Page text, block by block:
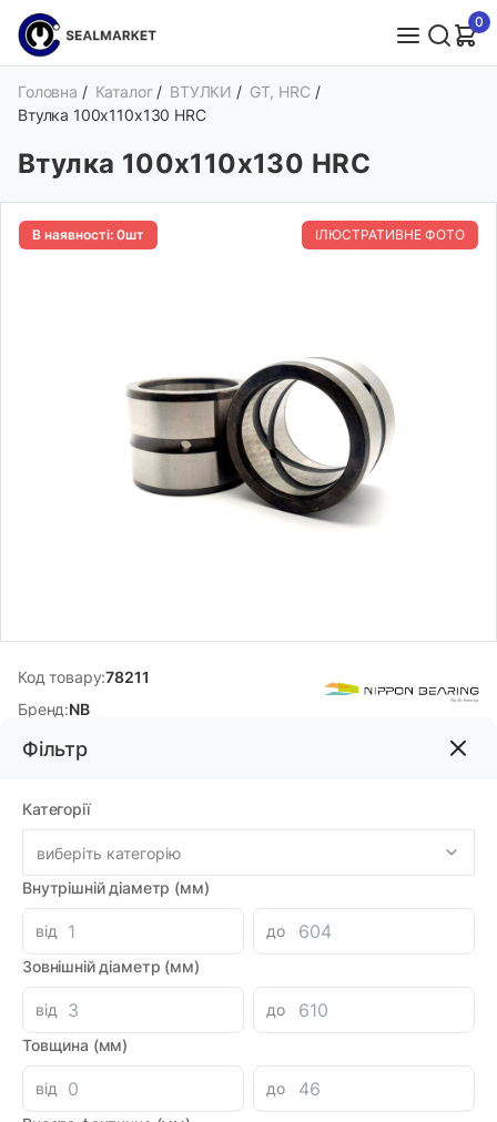
0
Фільтр
Категорії
виберіть категорію
Внутрішній діаметр (мм)
від
до
Зовнішній діаметр (мм)
від
до
Товщина (мм)
від
до
Головна / Каталог / ВТУЛКИ / GT, HRC /
Втулка 100х110х130 HRC
Втулка 100х110х130 HRC
В наявності: 0шт ІЛЮСТРАТИВНЕ ФОТО
Код товару:78211
Бренд:NB
4680.00грн
- +
Знайшли дешевше?
4095.00 при замовленні на загальну сумму 1000 грн.
Параметри
Виробник NB